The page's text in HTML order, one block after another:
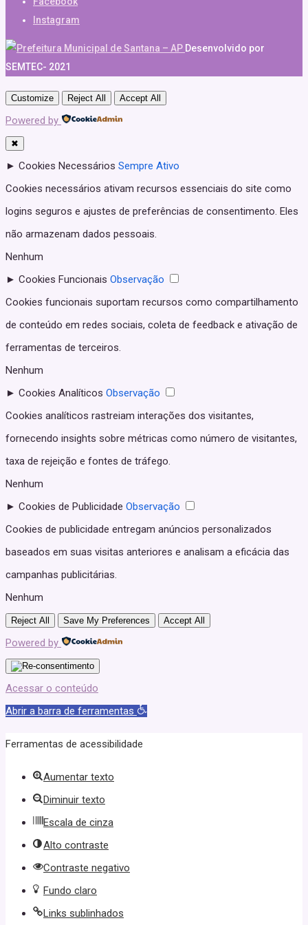
Instagram
Desenvolvido por
SEMTEC- 2021
Customize Reject All Accept All
Powered by
✖
► Cookies Necessários Sempre Ativo
Cookies necessários ativam recursos essenciais do site como
logins seguros e ajustes de preferências de consentimento. Eles
não armazenam dados pessoais.
Nenhum
► Cookies Funcionais Observação
Cookies funcionais suportam recursos como compartilhamento
de conteúdo em redes sociais, coleta de feedback e ativação de
ferramentas de terceiros.
Nenhum
► Cookies Analíticos Observação
Cookies analíticos rastreiam interações dos visitantes,
fornecendo insights sobre métricas como número de visitantes,
taxa de rejeição e fontes de tráfego.
Nenhum
► Cookies de Publicidade Observação
Cookies de publicidade entregam anúncios personalizados
baseados em suas visitas anteriores e analisam a eficácia das
campanhas publicitárias.
Nenhum
Reject All Save My Preferences Accept All
Powered by
Acessar o conteúdo
Abrir a barra de ferramentas
Ferramentas de acessibilidade
Aumentar texto
Diminuir texto
Escala de cinza
Alto contraste
Contraste negativo
Fundo claro
Links sublinhados